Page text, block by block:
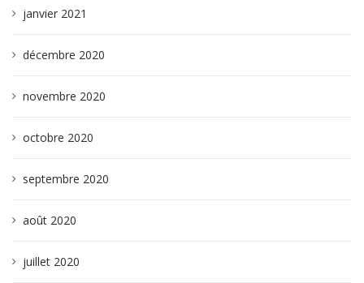
janvier 2021
décembre 2020
novembre 2020
octobre 2020
septembre 2020
août 2020
juillet 2020